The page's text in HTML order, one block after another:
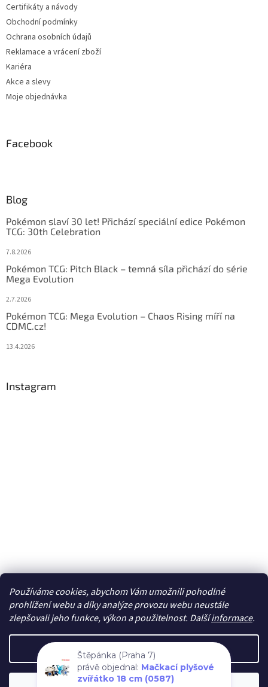
Používáme cookies, abychom Vám umožnili pohodlné
prohlížení webu a díky analýze provozu webu neustále
zlepšovali jeho funkce, výkon a použitelnost. Dalšíinformace.
Nastavení
Certifikáty a návody
Obchodní podmínky
Ochrana osobních údajů
Reklamace a vrácení zboží
Kariéra
Akce a slevy
Moje objednávka
Facebook
Blog
Pokémon slaví 30 let! Přichází speciální edice Pokémon
TCG: 30th Celebration
7.8.2026
Pokémon TCG: Pitch Black – temná síla přichází do série
Mega Evolution
2.7.2026
Pokémon TCG: Mega Evolution – Chaos Rising míří na
CDMC.cz!
13.4.2026
Instagram
Sledovat na Instagramu
Vytvořil Shoptet
Copyright 2026cdmc.cz . Všechna práva vyhrazena.
Upravit
Štěpánka (Praha 7)
právě objednal: Mačkací plyšové
zvířátko 18 cm (0587)